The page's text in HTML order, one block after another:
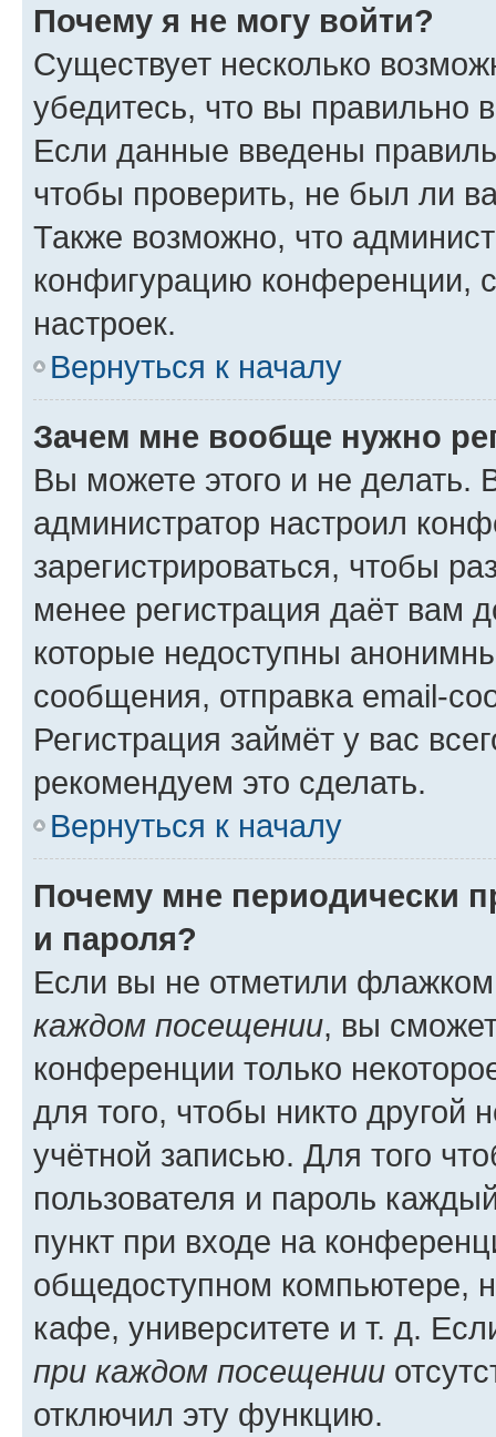
Почему я не могу войти?
Существует несколько
убедитесь, что вы правильно
Если данные введены
чтобы проверить, не был ли
Также возможно, что
конфигурацию конференции,
настроек.
Вернуться к началу
Зачем мне вообще нужно
Вы можете этого и не делать.
администратор настроил
зарегистрироваться, чтобы
менее регистрация даёт вам
которые недоступны
сообщения, отправка email-
Регистрация займёт у вас
рекомендуем это сделать.
Вернуться к началу
Почему мне периодически
и пароля?
Если вы не отметили
каждом посещении, вы
конференции только
для того, чтобы никто другой
учётной записью. Для того
пользователя и пароль
пункт при входе на
общедоступном компьютере,
кафе, университете и т. д.
при каждом посещении
отключил эту функцию.